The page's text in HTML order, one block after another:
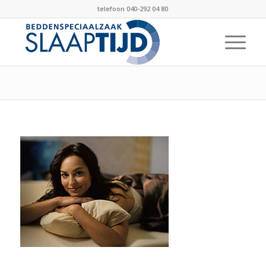
telefoon 040-292 04 80